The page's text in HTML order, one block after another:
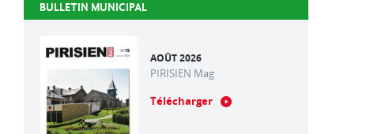
BULLETIN MUNICIPAL
AOÛT 2026
PIRISIEN Mag
Télécharger